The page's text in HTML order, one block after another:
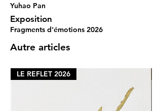
Yuhao Pan
Exposition
Fragments d'émotions 2026
Autre articles
LE REFLET 2026